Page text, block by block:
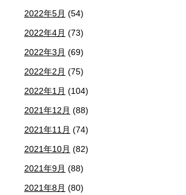
2022年5月 (54)
2022年4月 (73)
2022年3月 (69)
2022年2月 (75)
2022年1月 (104)
2021年12月 (88)
2021年11月 (74)
2021年10月 (82)
2021年9月 (88)
2021年8月 (80)